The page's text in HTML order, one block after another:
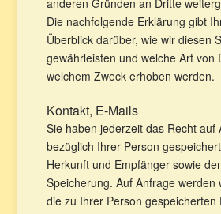
anderen Gründen an Dritte
Die nachfolgende Erklärung gibt
Überblick darüber, wie wir diesen
gewährleisten und welche Art von
welchem Zweck erhoben werden.
Kontakt, E-Mails
Sie haben jederzeit das Recht auf
bezüglich Ihrer Person
Herkunft und Empfänger sowie
Speicherung. Auf Anfrage werden
die zu Ihrer Person gespeicherten